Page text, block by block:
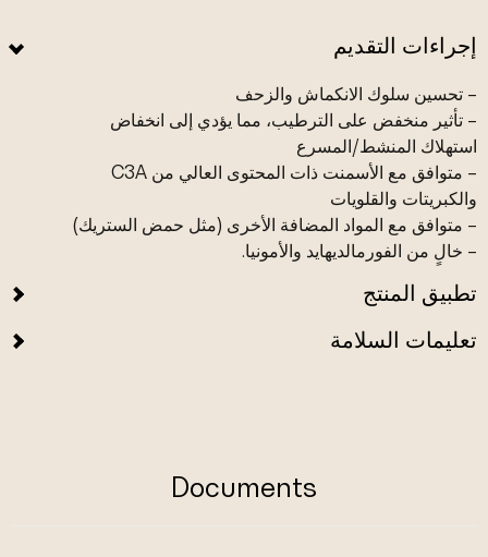
إجراءات التقديم
– تحسين سلوك الانكماش والزحف
– تأثير منخفض على الترطيب، مما يؤدي إلى انخفاض
استهلاك المنشط/المسرع
– متوافق مع الأسمنت ذات المحتوى العالي من C3A
والكبريتات والقلويات
– متوافق مع المواد المضافة الأخرى (مثل حمض الستريك)
– خالٍ من الفورمالديهايد والأمونيا.
تطبيق المنتج
تعليمات السلامة
Documents